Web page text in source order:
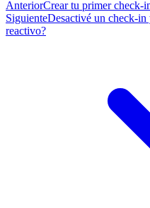
AnteriorCrear tu primer check-
SiguienteDesactivé un check-
reactivo?